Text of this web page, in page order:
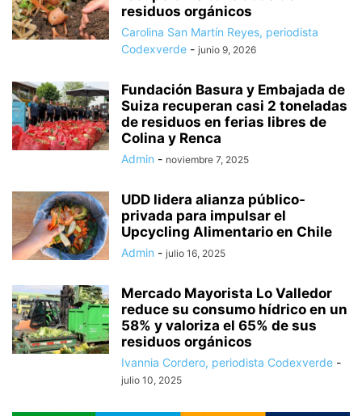
residuos orgánicos
Carolina San Martín Reyes, periodista
Codexverde - junio 9, 2026
Fundación Basura y Embajada de
Suiza recuperan casi 2 toneladas
de residuos en ferias libres de
Colina y Renca
Admin - noviembre 7, 2025
UDD lidera alianza público-
privada para impulsar el
Upcycling Alimentario en Chile
Admin - julio 16, 2025
Mercado Mayorista Lo Valledor
reduce su consumo hídrico en un
58% y valoriza el 65% de sus
residuos orgánicos
Ivannia Cordero, periodista Codexverde -
julio 10, 2025